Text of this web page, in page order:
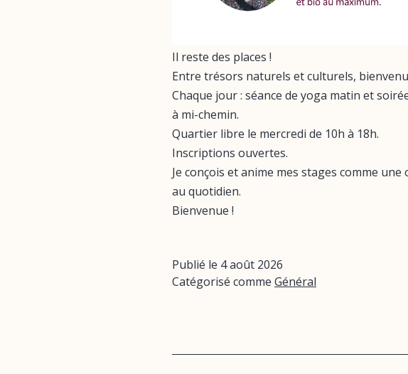
Il reste des places !
Entre trésors naturels et culturels,
Chaque jour : séance de yoga matin et
à mi-chemin.
Quartier libre le mercredi de 10h à 18h.
Inscriptions ouvertes.
Je conçois et anime mes stages comme
au quotidien.
Bienvenue !
Publié le 4 août 2026
Catégorisé comme Général